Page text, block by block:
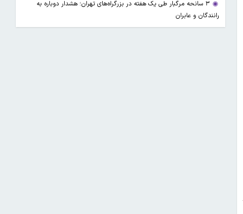
۳ سانحه مرگبار طی یک هفته در بزرگراه‌های تهران؛ هشدار دوباره به
رانندگان و عابران